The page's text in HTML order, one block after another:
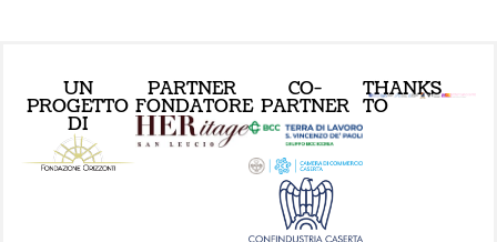
UN
PROGETTO
DI
PARTNER
FONDATORE
CO-
PARTNER
THANKS
TO